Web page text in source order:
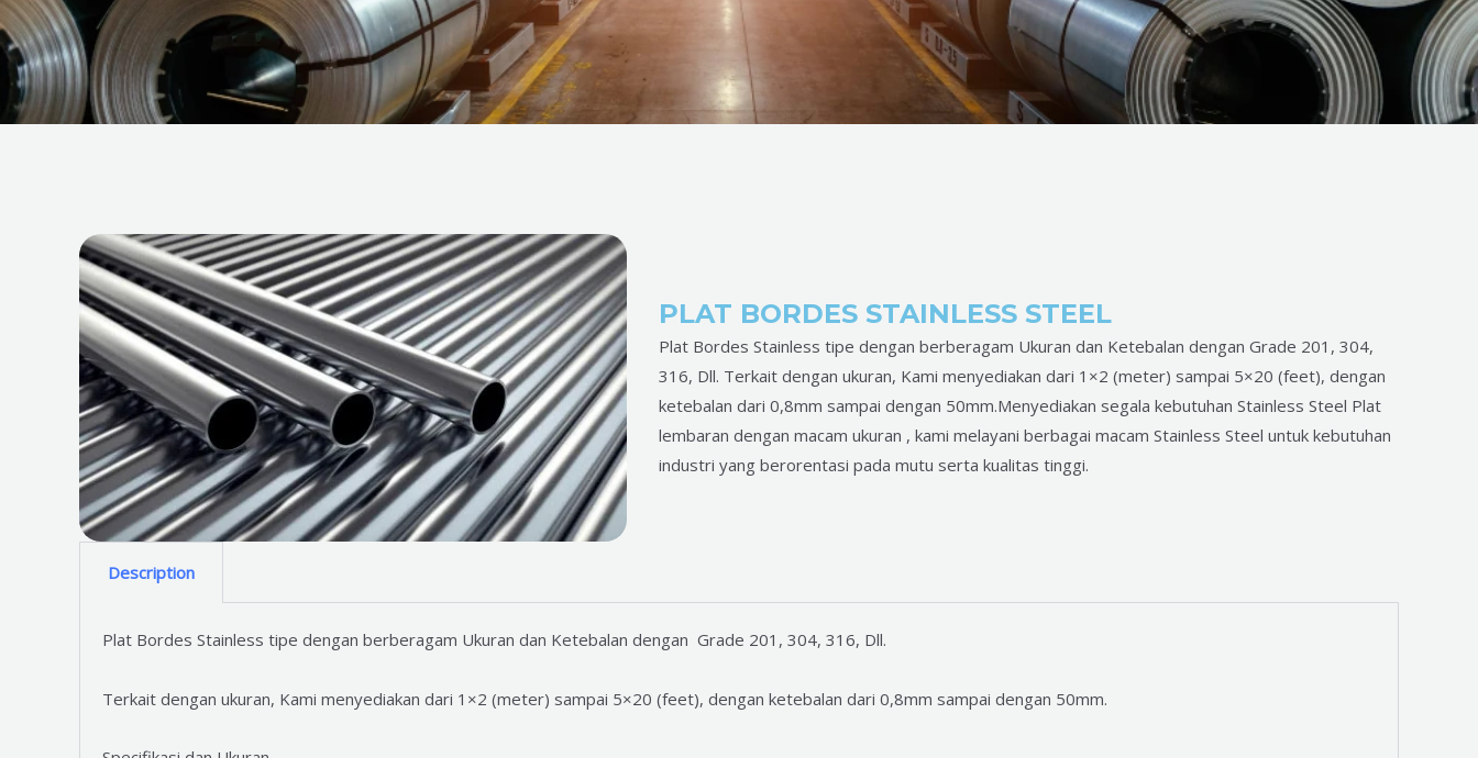
PLAT BORDES STAINLESS STEEL
Plat Bordes Stainless tipe dengan berberagam Ukuran dan Ketebalan dengan Grade 201, 304,
316, Dll. Terkait dengan ukuran, Kami menyediakan dari 1×2 (meter) sampai 5×20 (feet), dengan
ketebalan dari 0,8mm sampai dengan 50mm.Menyediakan segala kebutuhan Stainless Steel Plat
lembaran dengan macam ukuran , kami melayani berbagai macam Stainless Steel untuk kebutuhan
industri yang berorentasi pada mutu serta kualitas tinggi.
Description
Plat Bordes Stainless tipe dengan berberagam Ukuran dan Ketebalan dengan Grade 201, 304, 316, Dll.
Terkait dengan ukuran, Kami menyediakan dari 1×2 (meter) sampai 5×20 (feet), dengan ketebalan dari 0,8mm sampai dengan 50mm.